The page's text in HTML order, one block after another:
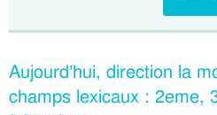
Aujourd’hui, direction la
champs lexicaux : 2eme,